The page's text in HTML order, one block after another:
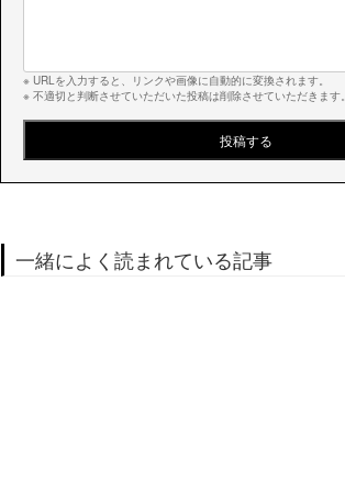
※ URLを入力すると、リンクや画像に自動的に変換されます。
※ 不適切と判断させていただいた投稿は削除させていただきます。
一緒によく読まれている記事